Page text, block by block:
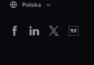
Polska